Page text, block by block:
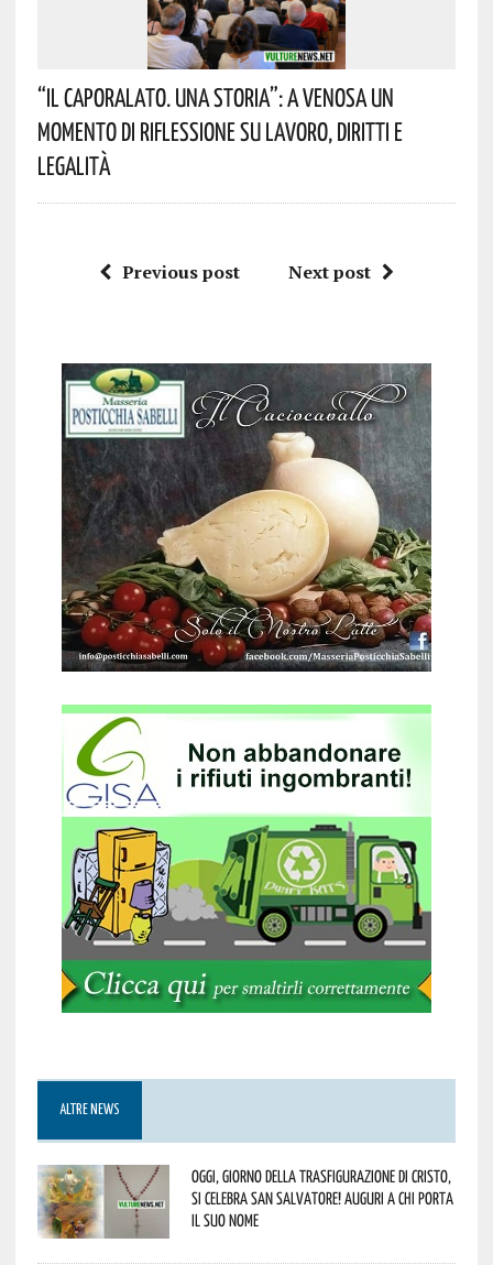
“Il Caporalato. Una Storia”: A Venosa Un
Momento Di Riflessione Su Lavoro, Diritti E
Legalità
Previous post Next post
ALTRE NEWS
Oggi, giorno della Trasfigurazione di Cristo,
si celebra San Salvatore! Auguri a chi porta
il suo nome